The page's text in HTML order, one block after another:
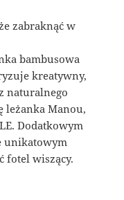
zabraknąć w
bambusowa
kreatywny,
naturalnego
leżanka Manou,
Dodatkowym
unikatowym
fotel wiszący.